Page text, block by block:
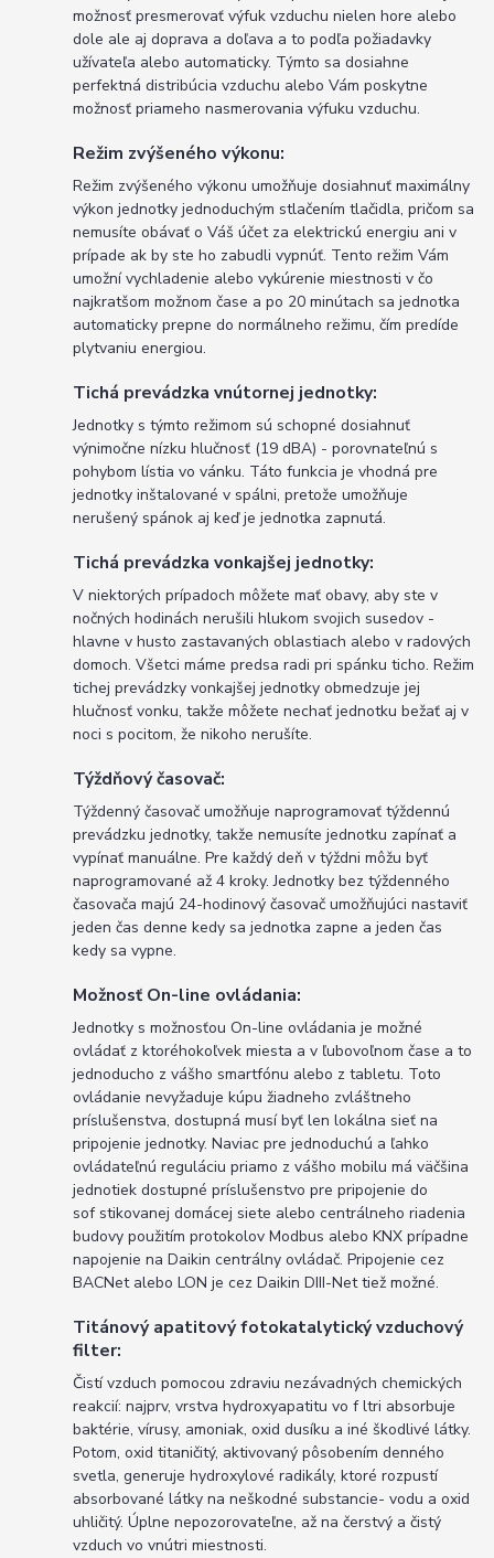
možnosť presmerovať výfuk vzduchu nielen hore alebo
dole ale aj doprava a doľava a to podľa požiadavky
užívateľa alebo automaticky. Týmto sa dosiahne
perfektná distribúcia vzduchu alebo Vám poskytne
možnosť priameho nasmerovania výfuku vzduchu.
Režim zvýšeného výkonu:
Režim zvýšeného výkonu umožňuje dosiahnuť maximálny
výkon jednotky jednoduchým stlačením tlačidla, pričom sa
nemusíte obávať o Váš účet za elektrickú energiu ani v
prípade ak by ste ho zabudli vypnúť. Tento režim Vám
umožní vychladenie alebo vykúrenie miestnosti v čo
najkratšom možnom čase a po 20 minútach sa jednotka
automaticky prepne do normálneho režimu, čím predíde
plytvaniu energiou.
Tichá prevádzka vnútornej jednotky:
Jednotky s týmto režimom sú schopné dosiahnuť
výnimočne nízku hlučnosť (19 dBA) - porovnateľnú s
pohybom lístia vo vánku. Táto funkcia je vhodná pre
jednotky inštalované v spálni, pretože umožňuje
nerušený spánok aj keď je jednotka zapnutá.
Tichá prevádzka vonkajšej jednotky:
V niektorých prípadoch môžete mať obavy, aby ste v
nočných hodinách nerušili hlukom svojich susedov -
hlavne v husto zastavaných oblastiach alebo v radových
domoch. Všetci máme predsa radi pri spánku ticho. Režim
tichej prevádzky vonkajšej jednotky obmedzuje jej
hlučnosť vonku, takže môžete nechať jednotku bežať aj v
noci s pocitom, že nikoho nerušíte.
Týždňový časovač:
Týždenný časovač umožňuje naprogramovať týždennú
prevádzku jednotky, takže nemusíte jednotku zapínať a
vypínať manuálne. Pre každý deň v týždni môžu byť
naprogramované až 4 kroky. Jednotky bez týždenného
časovača majú 24-hodinový časovač umožňujúci nastaviť
jeden čas denne kedy sa jednotka zapne a jeden čas
kedy sa vypne.
Možnosť On-line ovládania:
Jednotky s možnosťou On-line ovládania je možné
ovládať z ktoréhokoľvek miesta a v ľubovoľnom čase a to
jednoducho z vášho smartfónu alebo z tabletu. Toto
ovládanie nevyžaduje kúpu žiadneho zvláštneho
príslušenstva, dostupná musí byť len lokálna sieť na
pripojenie jednotky. Naviac pre jednoduchú a ľahko
ovládateľnú reguláciu priamo z vášho mobilu má väčšina
jednotiek dostupné príslušenstvo pre pripojenie do
sof stikovanej domácej siete alebo centrálneho riadenia
budovy použitím protokolov Modbus alebo KNX prípadne
napojenie na Daikin centrálny ovládač. Pripojenie cez
BACNet alebo LON je cez Daikin DIII-Net tiež možné.
Titánový apatitový fotokatalytický vzduchový
filter:
Čistí vzduch pomocou zdraviu nezávadných chemických
reakcií: najprv, vrstva hydroxyapatitu vo f ltri absorbuje
baktérie, vírusy, amoniak, oxid dusíku a iné škodlivé látky.
Potom, oxid titaničitý, aktivovaný pôsobením denného
svetla, generuje hydroxylové radikály, ktoré rozpustí
absorbované látky na neškodné substancie- vodu a oxid
uhličitý. Úplne nepozorovateľne, až na čerstvý a čistý
vzduch vo vnútri miestnosti.